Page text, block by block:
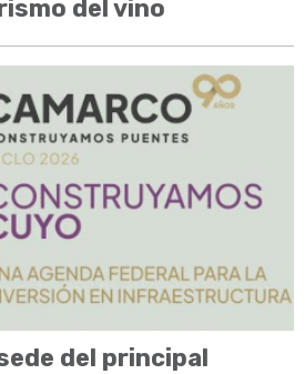
del vino
del principal